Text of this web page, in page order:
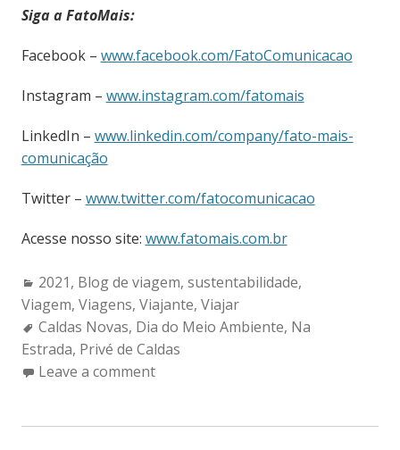
Siga a FatoMais:
Facebook – www.facebook.com/FatoComunicacao
Instagram – www.instagram.com/fatomais
LinkedIn – www.linkedin.com/company/fato-mais-
comunicação
Twitter – www.twitter.com/fatocomunicacao
Acesse nosso site: www.fatomais.com.br
Categories:
2021, Blog de viagem, sustentabilidade,
Viagem, Viagens, Viajante, Viajar
Tags:
Caldas Novas, Dia do Meio Ambiente, Na
Estrada, Privé de Caldas
Leave a comment